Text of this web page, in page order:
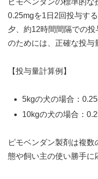
ピモベンダンの標準的
0.25mgを1日2回投与す
夕、約12時間間隔での
のためには、正確な投与
【投与量計算例】
5kgの犬の場合：
10kgの犬の場合：
ピモベンダン製剤は複
態や飼い主の使い勝手に